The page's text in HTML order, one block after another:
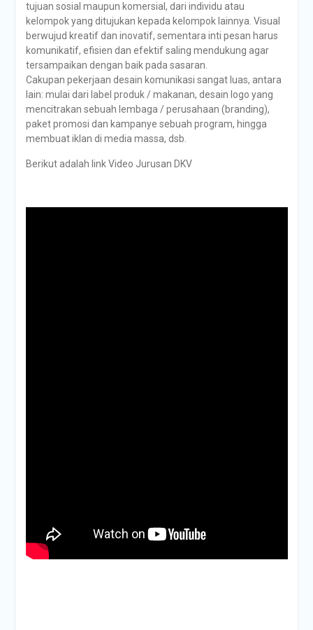
tujuan sosial maupun komersial, dari individu atau
kelompok yang ditujukan kepada kelompok lainnya. Visual
berwujud kreatif dan inovatif, sementara inti pesan harus
komunikatif, efisien dan efektif saling mendukung agar
tersampaikan dengan baik pada sasaran.
Cakupan pekerjaan desain komunikasi sangat luas, antara
lain: mulai dari label produk / makanan, desain logo yang
mencitrakan sebuah lembaga / perusahaan (branding),
paket promosi dan kampanye sebuah program, hingga
membuat iklan di media massa, dsb.
Berikut adalah link Video Jurusan DKV